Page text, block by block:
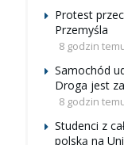
Protest
Przemyśla
8 godzin
Samochód
Droga jest
8 godzin
Studenci z
polską na